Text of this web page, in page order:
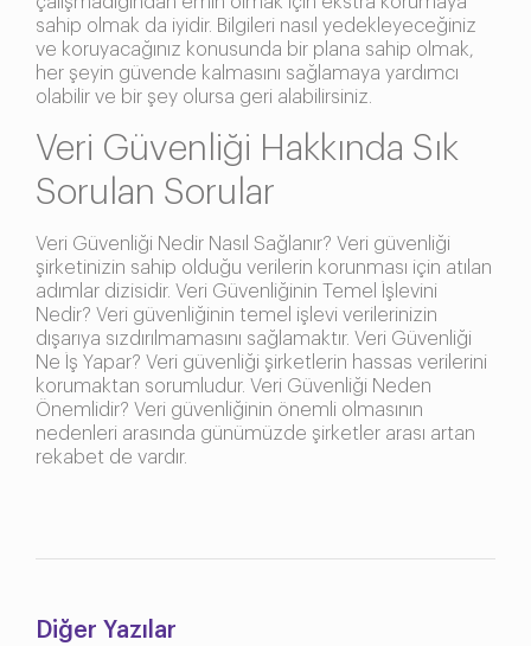
sahip olmak da iyidir. Bilgileri nasıl yedekleyeceğiniz
ve koruyacağınız konusunda bir plana sahip olmak,
her şeyin güvende kalmasını sağlamaya yardımcı
olabilir ve bir şey olursa geri alabilirsiniz.
Veri Güvenliği Hakkında Sık
Sorulan Sorular
Veri Güvenliği Nedir Nasıl Sağlanır? Veri güvenliği
şirketinizin sahip olduğu verilerin korunması için atılan
adımlar dizisidir. Veri Güvenliğinin Temel İşlevini
Nedir? Veri güvenliğinin temel işlevi verilerinizin
dışarıya sızdırılmamasını sağlamaktır. Veri Güvenliği
Ne İş Yapar? Veri güvenliği şirketlerin hassas verilerini
korumaktan sorumludur. Veri Güvenliği Neden
Önemlidir? Veri güvenliğinin önemli olmasının
nedenleri arasında günümüzde şirketler arası artan
rekabet de vardır.
Diğer Yazılar